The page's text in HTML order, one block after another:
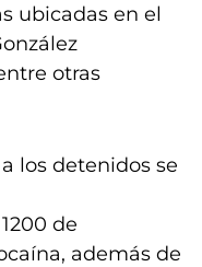
ubicadas en el
otras
los detenidos se
de
además de